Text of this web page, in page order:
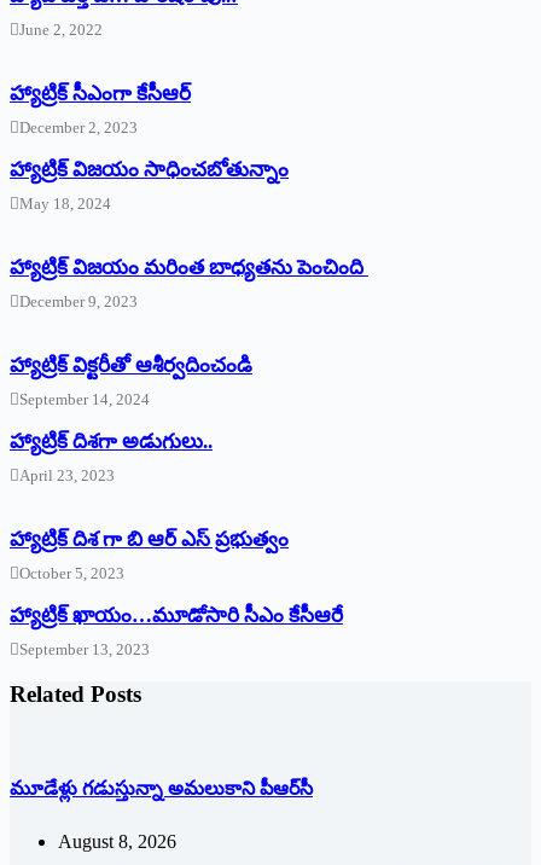
June 2, 2022
హ్యాట్రిక్‌ ‌సీఎంగా కేసీఆర్‌
December 2, 2023
హ్యాట్రిక్‌ విజయం సాధించబోతున్నాం
May 18, 2024
హ్యాట్రిక్ విజయం మరింత బాధ్యతను పెంచింది
December 9, 2023
హ్యాట్రిక్‌ ‌విక్టరీతో ఆశీర్వదించండి
September 14, 2024
‌హ్యాట్రిక్‌ ‌దిశగా అడుగులు..
April 23, 2023
హ్యాట్రిక్ దిశ గా బి ఆర్ ఎస్ ప్రభుత్వం
October 5, 2023
హ్యాట్రిక్‌ ‌ఖాయం…మూడోసారి సీఎం కేసీఆరే
September 13, 2023
Related Posts
మూడేళ్లు గ‌డుస్తున్నా అమ‌లుకాని పీఆర్‌సీ
August 8, 2026